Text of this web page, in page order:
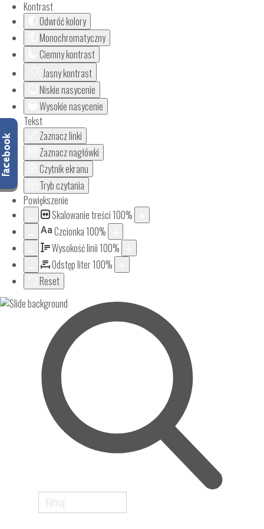
Kontrast
Odwróć kolory
Monochromatyczny
Ciemny kontrast
Jasny kontrast
Niskie nasycenie
Wysokie nasycenie
Tekst
Zaznacz linki
Zaznacz nagłówki
Czytnik ekranu
Tryb czytania
Powiększenie
Skalowanie treści 100%
Aa Czcionka 100%
Wysokość linii 100%
Odstęp liter100%
Reset